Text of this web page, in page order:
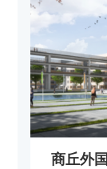
商丘外